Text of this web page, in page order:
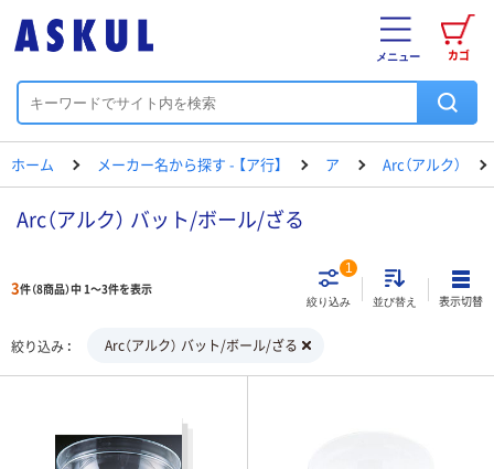
カゴ
メニュー
ホーム メーカー名から探す - 【ア行】 ア Arc（アルク）
Arc（アルク） バット/ボール/ざる
3件（8商品）中 1～3件を表示
絞り込み
1
並び替え 表示切替
絞り込み Arc（アルク） バット/ボール/ざる